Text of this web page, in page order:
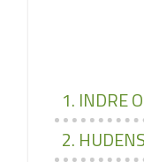
1. INDRE
2.